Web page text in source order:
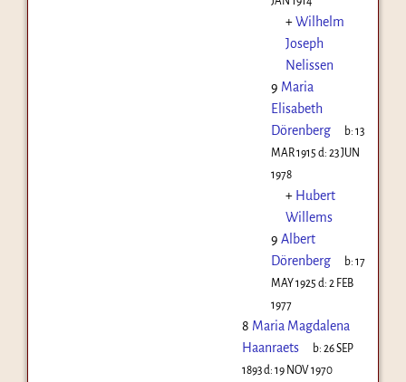
+Wilhelm
Joseph
Nelissen
9 Maria
Elisabeth
Dörenberg
b:13
MAR 1915 d: 23 JUN
1978
+ Hubert
Willems
9 Albert
Dörenberg
b:17
MAY 1925 d: 2 FEB
1977
8 Maria Magdalena
Haanraets
b:26 SEP
1893d: 19 NOV 1970